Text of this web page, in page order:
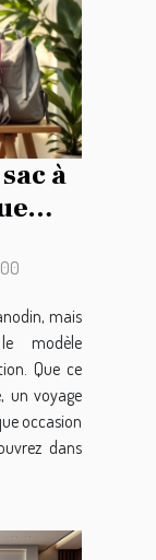
à
mais
modèle
Que ce
un voyage
occasion
dans